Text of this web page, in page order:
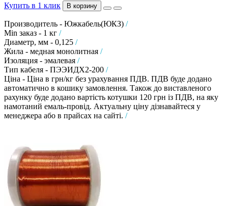
Купить в 1 клик В корзину
Производитель - Южкабель(ЮКЗ) /
Min заказ - 1 кг /
Диаметр, мм - 0,125 /
Жила - медная монолитная /
Изоляция - эмалевая /
Тип кабеля - ПЭЭИДХ2-200 /
Ціна - Ціна в грн/кг без урахування ПДВ. ПДВ буде додано
автоматично в кошику замовлення. Також до виставленого
рахунку буде додано вартість котушки 120 грн із ПДВ, на яку
намотаний емаль-провід. Актуальну ціну дізнавайтеся у
менеджера або в прайсах на сайті. /